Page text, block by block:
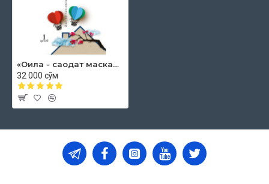
«Оила - саодат маскани» 1-китоб
32 000 сўм